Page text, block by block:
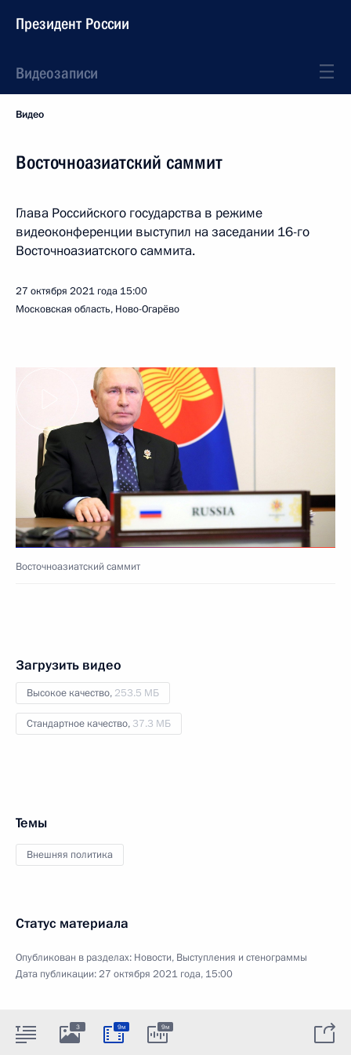
Президент России
Видеозаписи
Видео
Восточноазиатский саммит
Глава Российского государства в режиме
видеоконференции выступил на заседании 16-го
Восточноазиатского саммита.
27 октября 2021 года 15:00
Московская область, Ново-Огарёво
Восточноазиатский саммит
Загрузить видео
Высокое качество, 253.5 МБ
Стандартное качество, 37.3 МБ
Темы
Внешняя политика
Статус материала
Опубликован в разделах: Новости, Выступления и стенограммы
Дата публикации:27 октября 2021 года, 15:00
3 9м 9м